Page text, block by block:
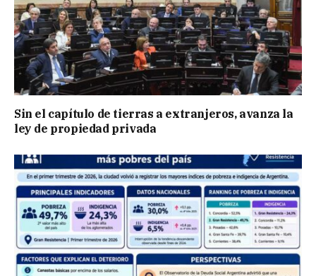
Sin el capítulo de tierras a extranjeros, avanza la
ley de propiedad privada